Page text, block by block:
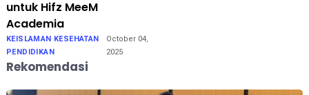
untuk Hifz MeeM
Academia
KEISLAMAN KESEHATAN
PENDIDIKAN
October 04,
2025
Rekomendasi